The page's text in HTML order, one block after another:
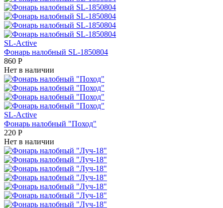
SL-Active
Фонарь налобный SL-1850804
860 Р
Нет в наличии
SL-Active
Фонарь налобный "Поход"
220 Р
Нет в наличии